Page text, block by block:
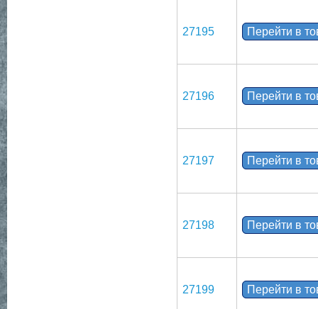
27195 Перейти в
27196 Перейти в
27197 Перейти в
27198 Перейти в
27199 Перейти в